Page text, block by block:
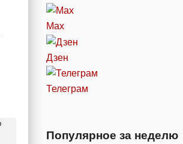
Max
Дзен
Телеграм
Популярное за неделю